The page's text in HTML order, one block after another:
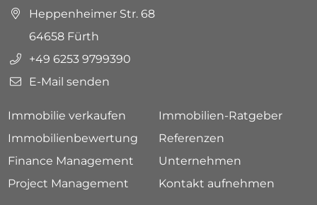
Heppenheimer Str. 68
64658 Fürth
+49 6253 9799390
E-Mail senden
Immobilie verkaufen
Immobilien-Ratgeber
Immobilienbewertung
Referenzen
Finance Management
Unternehmen
Project Management
Kontakt aufnehmen